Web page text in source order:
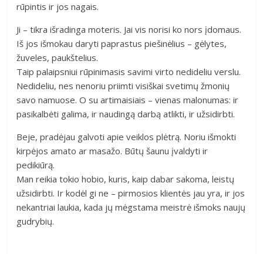
rūpintis ir jos nagais.
Ji – tikra išradinga moteris. Jai vis norisi ko nors įdomaus.
Iš jos išmokau daryti paprastus piešinėlius – gėlytes,
žuveles, paukštelius.
Taip palaipsniui rūpinimasis savimi virto nedideliu verslu.
Nedideliu, nes nenoriu priimti visiškai svetimų žmonių
savo namuose. O su artimaisiais – vienas malonumas: ir
pasikalbėti galima, ir naudingą darbą atlikti, ir užsidirbti.
Beje, pradėjau galvoti apie veiklos plėtrą. Noriu išmokti
kirpėjos amato ar masažo. Būtų šaunu įvaldyti ir
pedikiūrą.
Man reikia tokio hobio, kuris, kaip dabar sakoma, leistų
užsidirbti. Ir kodėl gi ne – pirmosios klientės jau yra, ir jos
nekantriai laukia, kada jų mėgstama meistrė išmoks naujų
gudrybių.